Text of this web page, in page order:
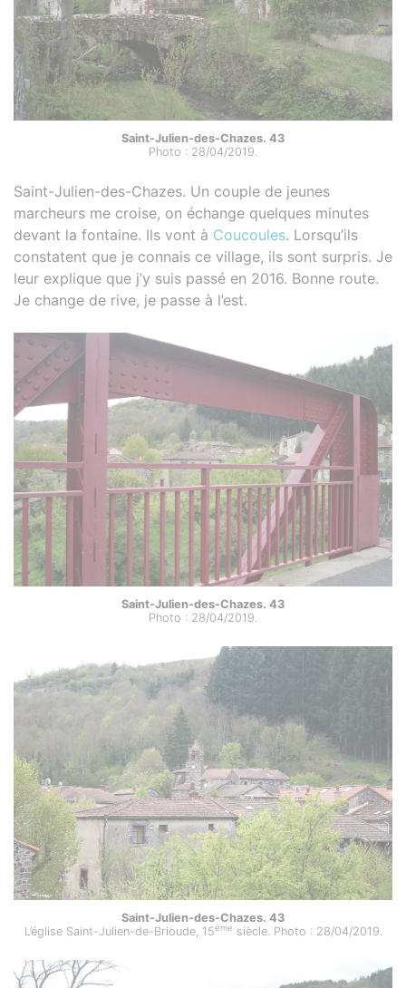
Saint-Julien-des-Chazes. 43
Photo : 28/04/2019.
Saint-Julien-des-Chazes. Un couple de jeunes
marcheurs me croise, on échange quelques minutes
devant la fontaine. Ils vont à Coucoules. Lorsqu’ils
constatent que je connais ce village, ils sont surpris. Je
leur explique que j’y suis passé en 2016. Bonne route.
Je change de rive, je passe à l’est.
Saint-Julien-des-Chazes. 43
Photo : 28/04/2019.
Saint-Julien-des-Chazes. 43
L’église Saint-Julien-de-Brioude, 15ème siècle. Photo : 28/04/2019.